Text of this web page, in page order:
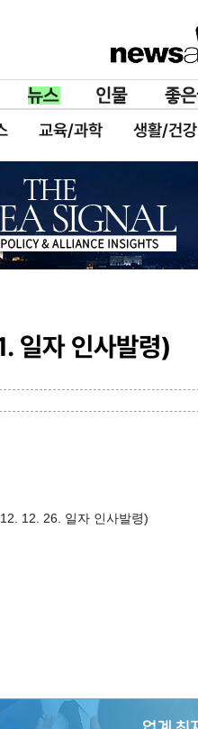
교육/과학 생활/건강
일자 인사발령)
12. 26. 일자 인사발령)